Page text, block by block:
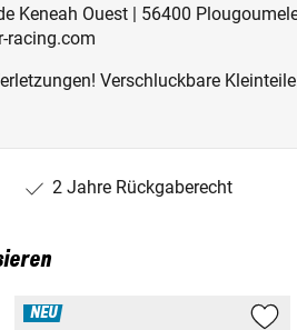
Keneah Ouest | 56400
racing.com
Verschluckbare
2 Jahre Rückgaberecht
NEU